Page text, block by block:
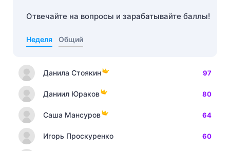
Отвечайте на вопросы и зарабатывайте баллы!
Неделя Общий
Данила Стоякин 97
Даниил Юраков 80
Саша Мансуров 64
Игорь Проскуренко 60